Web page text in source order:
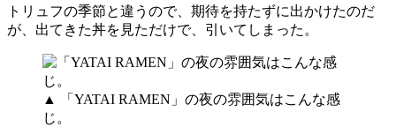
トリュフの季節と違うので、期待を持たずに出かけたのだ
が、出てきた丼を見ただけで、引いてしまった。
▲ 「YATAI RAMEN」の夜の雰囲気はこんな感
じ。